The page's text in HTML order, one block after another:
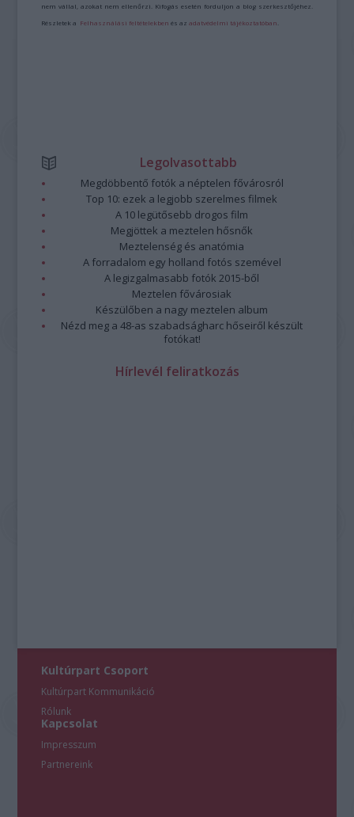
nem vállal, azokat nem ellenőrzi. Kifogás esetén forduljon a blog szerkesztőjéhez.
Részletek a Felhasználási feltételekben és azadatvédelmi tájékoztatóban
Legolvasottabb
Megdöbbentő fotók a néptelen fővárosról
Top 10: ezek a legjobb szerelmes filmek
A 10 legütősebb drogos film
Megjöttek a meztelen hősnők
Meztelenség és anatómia
A forradalom egy holland fotós szemével
A legizgalmasabb fotók 2015-ből
Meztelen fővárosiak
Készülőben a nagy meztelen album
Nézd meg a 48-as szabadságharc hőseiről készült
fotókat!
Hírlevél feliratkozás
Kultúrpart Csoport
Kultúrpart Kommunikáció
Rólunk
Kapcsolat
Impresszum
Partnereink